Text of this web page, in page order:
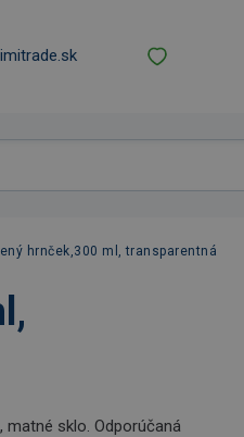
hrnček,300 ml, transparentná
matné sklo. Odporúčaná